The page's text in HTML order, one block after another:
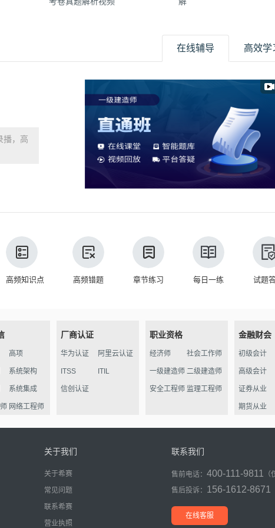
在线辅导 高效学
播，高
高频知识点 高频错题 章节练习 每日一练 试题
高项
系统架构
系统集成
网络工程师
厂商认证
华为认证 阿里云认证
ITSS ITIL
信创认证
职业资格
经济师 社会工作师
一级建造师 二级建造师
安全工程师 监理工程师
金融财会
初级会计
高级会计
证券从业
期货从业
关于我们
关于希赛
常见问题
联系希赛
营业执照
联系我们
售前电话： 400-111-9811
售后投诉： 156-1612-8671
在线客服